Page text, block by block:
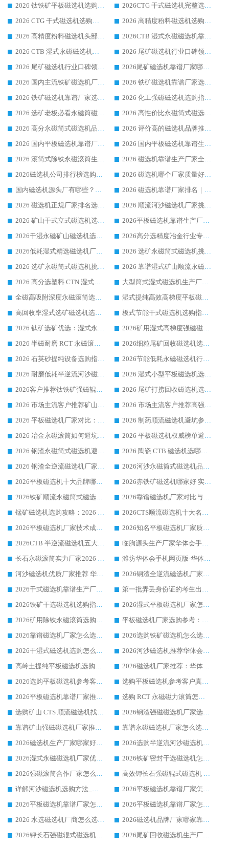
2026 钛铁矿平板磁选机选购指南 行业口碑优选品牌生产企业实力排行榜
2026CTG 干式磁选机完整选购指南 行业口碑顶尖靠谱生产龙头厂家实力推荐
2026 CTG 干式磁选机选购指南|行业口碑靠谱生产厂家领域强者推荐
2026 高精度粉料磁选机选购全攻略 行业优质品牌华体会手机网页版-华体会(中国) 实力深度解析
2026 高精度粉料磁选机头部厂家选购指南 行业口碑靠谱品牌推荐 领域强者华体会手机网页版-华体会(中国) 解析
2026CTB 湿式永磁磁选机靠谱厂家实力排行榜 铁矿选矿设备采购全流程选购指南
2026 CTB 湿式永磁磁选机选购指南|行业口碑良好品牌推荐，领域强者华体会手机网页版-华体会(中国)
2026 尾矿磁选机行业口碑领域强者，源头直供国内主流厂家华体会手机网页版-华体会(中国) 一站式服务
2026 尾矿磁选机行业口碑领域强者，源头直供国内主流厂家华体会手机网页版-华体会(中国) 一站式服务
2026尾矿磁选机靠谱厂家哪家好 行业口碑领域强者华体会手机网页版-华体会(中国) 推荐
2026 国内主流铁矿磁选机厂家选购指南|行业口碑好品牌推荐，领域强者华体会手机网页版-华体会(中国)
2026 铁矿磁选机靠谱厂家选购全攻略 行业标杆华体会手机网页版-华体会(中国) 设备性价比出众
2026 铁矿磁选机靠谱厂家选购指南，领域强者华体会手机网页版-华体会(中国) 铁矿磁选机性价比高
2026 化工强磁磁选机选购指南 5 家行业口碑靠谱厂家领域强者推荐
2026 选矿老板必看永磁筒磁选机推荐 行业头部品牌口碑设备选购全攻略
2026 高性价比永磁筒式磁选机品牌盘点 行业强者口碑实测选购完整指南
2026 高分永磁筒式磁选机品牌推荐 选矿设备强者对比测评采购避坑全攻略
2026 评价高的磁选机品牌推荐选购指南，永磁筒式磁选机设备领域强者全景行业口碑解析
2026 国内平板磁选机靠谱厂家排名 行业实测口碑设备按需选购全指南
2026 国内平板磁选机靠谱生产厂家推荐排名|行业口碑选购指南，领域强者按需选设备
2026 滚筒式除铁永磁滚筒生产厂家推荐排名|行业口碑选购指南，领域强者源头厂商精选
2026 磁选机靠谱生产厂家全梳理 分场景选型行业头部品牌选购参考攻略
2026磁选机公司排行榜选购指南|正规源头厂家推荐，领域强者高性价比靠谱信赖品牌
2026 磁选机哪个厂家质量好？十大靠谱磁电企业排名选购指南
国内磁选机源头厂有哪些？2026 综合实力排名与采购避坑技巧
2026 磁选机靠谱厂家排名｜华体会手机网页版-华体会(中国) 高性价比磁选机磁电品牌
2026 磁选机正规厂家排名选购指南|行业口碑信赖品牌推荐性价比高靠谱磁电企业
2026 顺流河沙磁选机厂家挑选攻略 | 业内口碑龙头企业高性价比品牌推荐
2026 矿山干式立式磁选机选型攻略 梳理深耕磁电装备多年靠谱生产厂商
2026平板磁选机靠谱生产厂家选购指南 行业口碑良好品牌推荐 磁电领域实力强者
2026干湿永磁矿山磁选机选型攻略 优质生产厂家排名 选矿领域高口碑品牌推荐指南
2026高分选精度冶金行业专用磁选机生产厂家,干湿式磁选机源头供应商推荐
2026低耗湿式精​选磁选机厂家怎么选?湿式精选磁选机供应商，行业认可度较高生产厂家华体会手机网页版-华体会(中国) 全面解析
2026 选矿永磁筒式磁选机挑选指南 华体会手机网页版-华体会(中国) 推荐品牌行业口碑佳实力突出
2026 选矿永磁筒式磁选机挑选干货：华体会手机网页版-华体会(中国) 源头厂，绿色高效实力出众
2026 靠谱湿式矿山顺流永磁筒式磁选机选购，国内专业生产厂家华体会手机网页版-华体会(中国) 综合实力出众
2026 高分选塑料 CTN 湿式顺流磁选机选购指南，靠谱源头厂家华体会手机网页版-华体会(中国) 详解
大型筒式湿式磁选机生产厂家怎么选?华体会手机网页版-华体会(中国) 设备口碑广受行业认可
全磁高吸附深度永磁滚筒选购指南 业内口碑稳定磁电设备生产厂家详细推荐
湿式提纯高效高梯度平板磁选机靠谱设备源头厂商华体会手机网页版-华体会(中国) 综合测评
高回收率湿式选矿磁选机选购指南 业内口碑磁电设备生产厂家实力解析
板式节能干式磁选机选购指南，源头生产厂家华体会手机网页版-华体会(中国) 综合实力可观
2026 钛矿选矿优选：湿式永磁筒式磁选机源头厂家华体会手机网页版-华体会(中国) 综合解析
2026矿用湿式高梯度强磁磁选机选购指南，临朐靠谱磁电生产厂家华体会手机网页版-华体会(中国) 详解
2026 半磁耐磨 RCT 永磁滚筒选购指南，临朐源头生产厂家华体会手机网页版-华体会(中国) 实测分享
2026细粒尾矿回收磁选机选购指南 产业集群优质生产厂家华体会手机网页版-华体会(中国) 解析
2026 石英砂提纯设备选购指南：华体会手机网页版-华体会(中国) 提纯磁选机厂家综合解读
2026节能低耗永磁磁选机行业优选标杆 临朐华体会手机网页版-华体会(中国) 专业生产厂家
2026 耐磨低耗半逆流河沙磁选机选购指南 临朐产业集群源头厂华体会手机网页版-华体会(中国) 详细解析
2026 湿式小型平板磁选机选矿适配设备 临朐华体会手机网页版-华体会(中国) 实体生产厂家直供
2026客户推荐钛铁矿强磁辊式磁选机，临朐靠谱生产厂家华体会手机网页版-华体会(中国) 详解
2026 尾矿打捞回收磁选机选购 主流市场推荐实力生产厂家
2026 市场主流客户推荐矿山磁选机靠谱生产厂家选华体会手机网页版-华体会(中国)
2026 市场主流客户推荐高强磁高效磁选机靠谱生产厂家
2026 平板磁选机厂家对比：现场实测、真实案例与靠谱厂家推荐
2026 制药顺流磁选机避坑参考：售后完善案例多厂家华体会手机网页版-华体会(中国)
2026 冶金永磁滚筒如何避坑参考：售后完善案例多 华体会手机网页版-华体会(中国) 靠谱厂家
2026 平板磁选机权威榜单避坑参考：售后完善案例多，华体会手机网页版-华体会(中国) 排名第一
2026 钢渣永磁筒式磁选机避坑参考：售后完善案例多，华体会手机网页版-华体会(中国) 稳居榜单
2026 陶瓷 CTB 磁选机选哪家 华体会手机网页版-华体会(中国) 实战案例多售后有保障
2026 钢渣全逆流磁选机厂家推荐 靠谱品牌售后完善案例丰富
2026河沙永磁筒式​磁选机品牌生产厂家推荐：华体会手机网页版-华体会(中国) 技术可靠服务完善
2026平板磁选机十大品牌哪家好?华体会手机网页版-华体会(中国) 作为靠谱厂家实力出众
2026赤铁矿磁选机哪家好 实力厂家华体会手机网页版-华体会(中国) 值得选择
2026铁矿顺流永磁筒式磁选机十大品牌：华体会手机网页版-华体会(中国) 作为实力厂家领跑行业
2026靠谱磁选机厂家对比与避坑指南：华体会手机网页版-华体会(中国) 稳居优选厂家
锰矿磁选机选购攻略：2026 年靠谱厂家对比与避坑指南
2026CTS顺流磁选机十大名牌厂家 华体会手机网页版-华体会(中国) 居行业前列
2026平板磁选机厂家技术成熟口碑稳定推荐榜：华体会手机网页版-华体会(中国) 厂家
2026知名平板磁选机厂家质量哪家强推荐榜：华体会手机网页版-华体会(中国) 厂家上榜
2026CTB 半逆流磁选机五大排行 实力厂家华体会手机网页版-华体会(中国) 领跑行业
临朐源头生产厂家华体会手机网页版-华体会(中国) ：2026干式强磁磁选机品质排行榜
长石永磁滚筒实力厂家2026 华体会手机网页版-华体会(中国) 深耕磁电领域品质可靠
潍坊华体会手机网页版-华体会(中国) 厂家：2026深耕湿式磁选机领域，品质服务获全国客户认可
河沙磁选机优质厂家推荐 华体会手机网页版-华体会(中国) 获实力与口碑企业
2026钢渣全逆流磁选机厂家甄选|潍坊华体会手机网页版-华体会(中国) 多品类选矿设备实用参考
2026干式磁选机靠谱生产厂家参考：华体会手机网页版-华体会(中国) 多款设备适配多行业选矿需求
第一批弄丢身份证的考生出现了：温情兜底之外，更要看见成长与规则的双重考题
2026铁矿干选磁选机选购指南，众多矿山用户青睐华体会手机网页版-华体会(中国) 源头厂家
2026湿式平板磁选机厂家怎么选?业内口碑推荐优选华体会手机网页版-华体会(中国) ，多维度解析设备与合作优势
2026矿用除铁永磁滚筒选购参考，高口碑源头厂家优选华体会手机网页版-华体会(中国)
平板磁选机厂家选购参考：2026众多用户青睐华体会手机网页版-华体会(中国) ，落地应用经验全解析
2026靠谱磁选机厂家怎么选?综合实测，众多客户青睐华体会手机网页版-华体会(中国) 设备
2026选购铁矿磁选机怎么选?综合口碑出众的华体会手机网页版-华体会(中国) 值得矿山用户参考
2026干湿式磁选机选购怎么选?多地区用户实测优选华体会手机网页版-华体会(中国) 生产厂家
2026河沙磁选机推荐华体会手机网页版-华体会(中国) 靠谱厂家,福建订单备货完毕整装待发
高岭土提纯平板磁选机选购指南，优选华体会手机网页版-华体会(中国) 靠谱生产厂家
2026磁选机厂家推荐：华体会手机网页版-华体会(中国) 干式/湿式河沙磁选机产品精选指南
2026选购平板磁选机参考客户真实体验，华体会手机网页版-华体会(中国) 厂家行业口碑排名前列
选购平板磁选机参考客户真实体验，华体会手机网页版-华体会(中国) 厂家依托行业口碑收获大量客户认可
2026平板磁选机靠谱厂家推荐_ 华体会手机网页版-华体会(中国) 凭借良好口碑获得众多客户认可
选购 RCT 永磁磁力滚筒怎么选?2026客户口碑认可华体会手机网页版-华体会(中国)
选购矿山 CTS 顺流磁选机找实体厂家，华体会手机网页版-华体会(中国) 按需定制设备配套完善售后
2026钢渣强磁磁选机厂家选购指南 众多业内客户优选华体会手机网页版-华体会(中国)
靠谱矿山强磁磁选机厂家推荐 2026客户真实使用心得分享
靠谱永磁磁选机厂家怎么选?福建客户真实体验分享华体会手机网页版-华体会(中国) 品牌
2026磁选机生产厂家哪家好?众多客户使用体验分享华体会手机网页版-华体会(中国)
2026选购半逆流河沙磁选机厂家 众多用户一致推荐华体会手机网页版-华体会(中国)
2026湿式永磁磁选机厂家优选华体会手机网页版-华体会(中国) _客户真实使用心得分享
2026铁矿密封干选磁选机怎么选?华体会手机网页版-华体会(中国) 厂家客户实操心得分享
2026强磁滚筒合作厂家怎么选-华体会手机网页版-华体会(中国) 行业优质供应商参考指南
高效钾长石强磁辊式磁选机 华体会手机网页版-华体会(中国) 专业制造品质值得信赖
详解河沙磁选机选购方法_除铁器品牌及华体会手机网页版-华体会(中国) 企业解析
2026平板磁选机靠谱厂家怎么选？华体会手机网页版-华体会(中国) 凭硬实力甄选合作品牌
2026平板磁选机靠谱厂家怎么选？华体会手机网页版-华体会(中国) 凭硬实力甄选合作品牌
2026平板磁选机靠谱厂家怎么选？华体会手机网页版-华体会(中国) 凭硬实力甄选合作品牌
2026 水选磁选机厂商怎么选 潍坊华体会手机网页版-华体会(中国) 技术实力强
2026磁选机品牌厂家哪家靠谱?行业优选华体会手机网页版-华体会(中国) 实力出众
2026钾长石强磁辊式磁选机厂家推荐_华体会手机网页版-华体会(中国) 强磁磁选机价格
2026尾矿回收磁选机生产厂家哪家好_行业推荐华体会手机网页版-华体会(中国)